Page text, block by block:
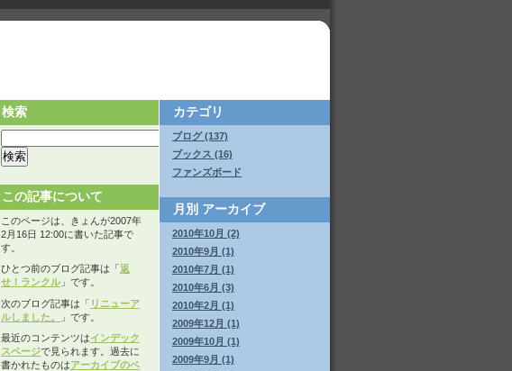
カテゴリ
ブログ (137)
ブックス (16)
ファンズボード
月別 アーカイブ
2010年10月 (2)
2010年9月 (1)
2010年7月 (1)
2010年6月 (3)
2010年2月 (1)
2009年12月 (1)
2009年10月 (1)
2009年9月 (1)
検索
この記事について
このページは、きょんが2007年
2月16日 12:00に書いた記事で
す。
ひとつ前のブログ記事は「 返
せ！ランクル」です。
次のブログ記事は「 リニューア
ルしました。
」です。
最近のコンテンツはインデック
スページで見られます。過去に
書かれたものはアーカイブのペ